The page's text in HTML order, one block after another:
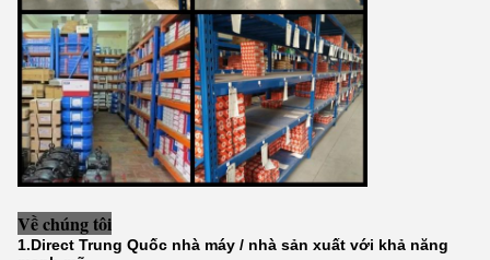
Về chúng tôi
1.Direct Trung Quốc nhà máy / nhà sản xuất với khả năng